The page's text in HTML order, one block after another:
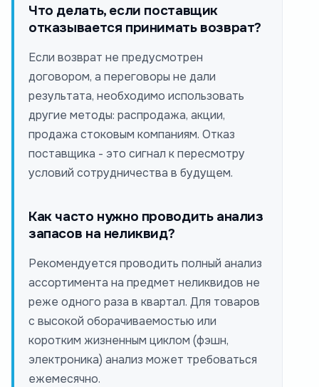
Что делать, если поставщик
отказывается принимать возврат?
Если возврат не предусмотрен
договором, а переговоры не дали
результата, необходимо использовать
другие методы: распродажа, акции,
продажа стоковым компаниям. Отказ
поставщика - это сигнал к пересмотру
условий сотрудничества в будущем.
Как часто нужно проводить анализ
запасов на неликвид?
Рекомендуется проводить полный анализ
ассортимента на предмет неликвидов не
реже одного раза в квартал. Для товаров
с высокой оборачиваемостью или
коротким жизненным циклом (фэшн,
электроника) анализ может требоваться
ежемесячно.